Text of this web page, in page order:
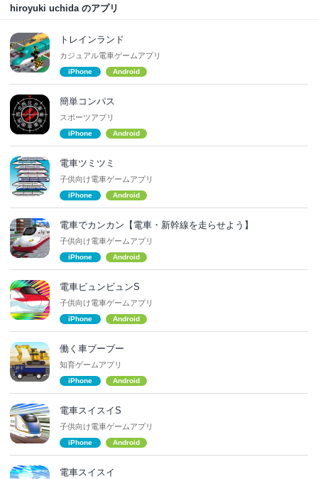
hiroyuki uchida のアプリ
トレインランド
カジュアル電車ゲームアプリ
iPhone Android
簡単コンパス
スポーツアプリ
iPhone Android
電車ツミツミ
子供向け電車ゲームアプリ
iPhone Android
電車でカンカン【電車・新幹線を走らせよう】
子供向け電車ゲームアプリ
iPhone Android
電車ビュンビュンS
子供向け電車ゲームアプリ
iPhone Android
働く車ブーブー
知育ゲームアプリ
iPhone Android
電車スイスイS
子供向け電車ゲームアプリ
iPhone Android
電車スイスイ